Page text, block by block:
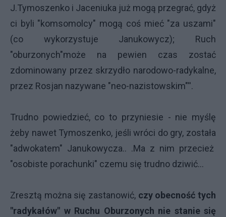
J.Tymoszenko i Jaceniuka już mogą przegrać, gdyż
ci byli "komsomolcy" mogą coś mieć "za uszami"
(co wykorzystuje Janukowycz); Ruch
"oburzonych"może na pewien czas zostać
zdominowany przez skrzydło narodowo-radykalne,
przez Rosjan nazywane "neo-nazistowskim"''.
Trudno powiedzieć, co to przyniesie - nie myślę
żeby nawet Tymoszenko, jeśli wróci do gry, została
"adwokatem" Janukowycza.. .Ma z nim przecież
"osobiste porachunki" czemu się trudno dziwić...
Zresztą można się zastanowić, czy obecność tych
"radykałów" w Ruchu Oburzonych nie stanie się